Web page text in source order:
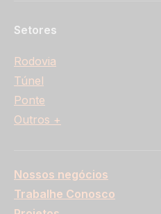
Setores
Rodovia
Túnel
Ponte
Outros +
Nossos negócios
Trabalhe Conosco